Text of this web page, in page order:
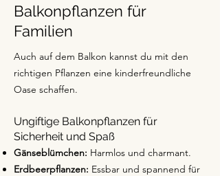
Balkonpflanzen für
Familien
Auch auf dem Balkon kannst du mit den
richtigen Pflanzen eine kinderfreundliche
Oase schaffen.
Ungiftige Balkonpflanzen für
Sicherheit und Spaß
Gänseblümchen: Harmlos und charmant.
Erdbeerpflanzen: Essbar und spannend für